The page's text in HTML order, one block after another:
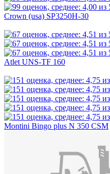
Crown (usa) SP3250H-30
Atlet UNS-TF 160
Montini Bingo plus N 350 CSM